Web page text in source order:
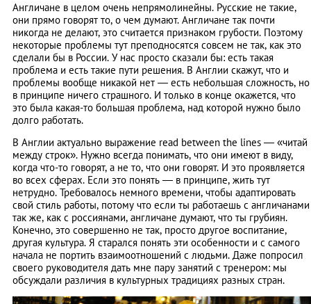
Англичане в целом очень непрямолинейны. Русские не такие,
они прямо говорят то, о чем думают. Англичане так почти
никогда не делают, это считается признаком грубости. Поэтому
некоторые проблемы тут преподносятся совсем не так, как это
сделали бы в России. У нас просто сказали бы: есть такая
проблема и есть такие пути решения. В Англии скажут, что и
проблемы вообще никакой нет — есть небольшая сложность, но
в принципе ничего страшного. И только в конце окажется, что
это была какая-то большая проблема, над которой нужно было
долго работать.
В Англии актуально выражение read between the lines — «читай
между строк». Нужно всегда понимать, что они имеют в виду,
когда что-то говорят, а не то, что они говорят. И это проявляется
во всех сферах. Если это понять — в принципе, жить тут
нетрудно. Требовалось немного времени, чтобы адаптировать
свой стиль работы, потому что если ты работаешь с англичанами
так же, как с россиянами, англичане думают, что ты грубиян.
Конечно, это совершенно не так, просто другое воспитание,
другая культура. Я старался понять эти особенности и с самого
начала не портить взаимоотношений с людьми. Даже попросил
своего руководителя дать мне пару занятий с тренером: мы
обсуждали различия в культурных традициях разных стран.